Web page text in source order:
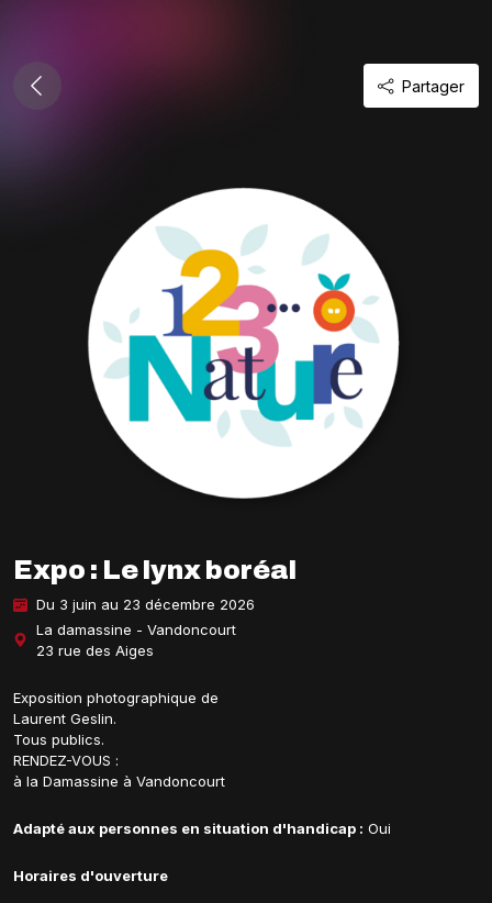
Partager
Expo : Le lynx boréal
Du 3 juin au 23 décembre 2026
La damassine - Vandoncourt
23 rue des Aiges
Exposition photographique de
Laurent Geslin.
Tous publics.
RENDEZ-VOUS :
à la Damassine à Vandoncourt
Adapté aux personnes en situation d'handicap : Oui
Horaires d'ouverture